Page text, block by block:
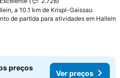
a 10.1 km de Krispl-Gaissau
de partida para atividades em Hallein
preços
Ver preços